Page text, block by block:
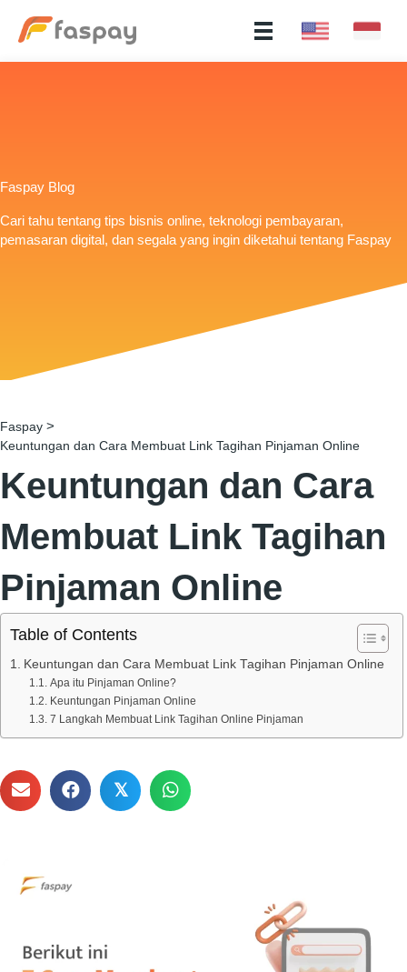
Faspay Blog
Cari tahu tentang tips bisnis online, teknologi pembayaran,
pemasaran digital, dan segala yang ingin diketahui tentang Faspay
Faspay >
Keuntungan dan Cara Membuat Link Tagihan Pinjaman Online
Keuntungan dan Cara
Membuat Link Tagihan
Pinjaman Online
Table of Contents
Keuntungan dan Cara Membuat Link Tagihan Pinjaman Online
Apa itu Pinjaman Online?
Keuntungan Pinjaman Online
7 Langkah Membuat Link Tagihan Online Pinjaman
𝕏